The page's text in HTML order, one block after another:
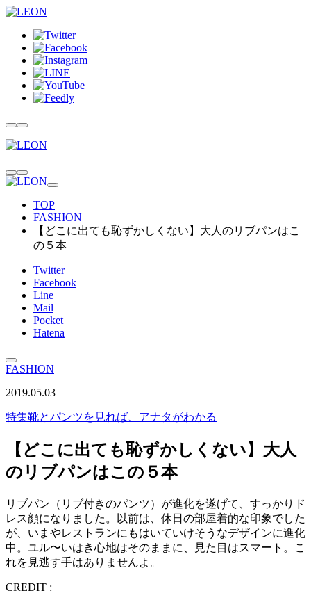
TOP
FASHION
【どこに出ても恥ずかしくない】大人のリブパンはこ
の５本
Twitter
Facebook
Line
Mail
Pocket
Hatena
FASHION
2019.05.03
特集靴とパンツを見れば、アナタがわかる
【どこに出ても恥ずかしくない】大人
のリブパンはこの５本
リブパン（リブ付きのパンツ）が進化を遂げて、すっかりド
レス顔になりました。以前は、休日の部屋着的な印象でした
が、いまやレストランにもはいていけそうなデザインに進化
中。ユル〜いはき心地はそのままに、見た目はスマート。こ
れを見逃す手はありませんよ。
CREDIT :